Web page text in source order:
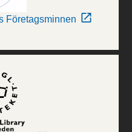
Företagsminnen